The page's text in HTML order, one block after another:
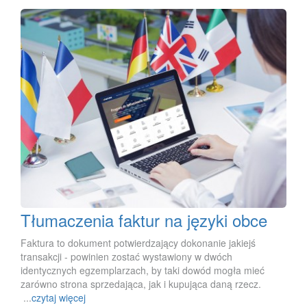
Tłumaczenia faktur na języki obce
Faktura to dokument potwierdzający dokonanie jakiejś
transakcji - powinien zostać wystawiony w dwóch
identycznych egzemplarzach, by taki dowód mogła mieć
zarówno strona sprzedająca, jak i kupująca daną rzecz.
...czytaj więcej